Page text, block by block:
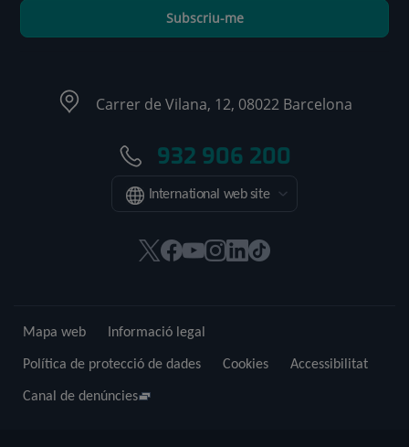
Subscriu-me
Carrer de Vilana, 12, 08022 Barcelona
932 906 200
International web site
Aquest
una
finestra
Aquest
una
finestra
Aquest
una
finestra
Aquest
finestra
Aquest
finestra
Enllaç
Mapa web
Informació legal
Política de protecció de dades
Cookies
Accessibilitat
Canal de denúncies